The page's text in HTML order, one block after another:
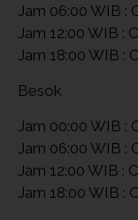
Jam 06:00 WIB :
Jam 12:00 WIB :
Jam 18:00 WIB :
Besok
Jam 00:00 WIB :
Jam 06:00 WIB :
Jam 12:00 WIB :
Jam 18:00 WIB :